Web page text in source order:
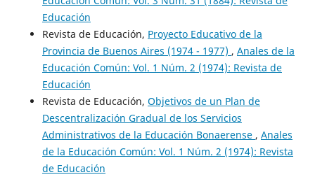
Educación
Revista de Educación, Proyecto Educativo de la
Provincia de Buenos Aires (1974 - 1977) , Anales de la
Educación Común: Vol. 1 Núm. 2 (1974): Revista de
Educación
Revista de Educación, Objetivos de un Plan de
Descentralización Gradual de los Servicios
Administrativos de la Educación Bonaerense , Anales
de la Educación Común: Vol. 1 Núm. 2 (1974): Revista
de Educación